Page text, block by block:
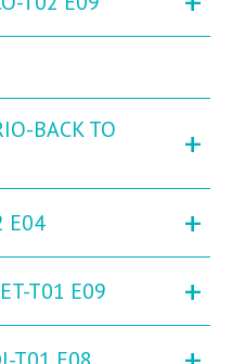
BACK TO
+
E04 +
T01 E09 +